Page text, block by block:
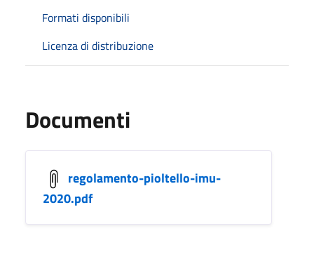
Formati disponibili
Licenza di distribuzione
Documenti
regolamento-pioltello-imu-
2020.pdf